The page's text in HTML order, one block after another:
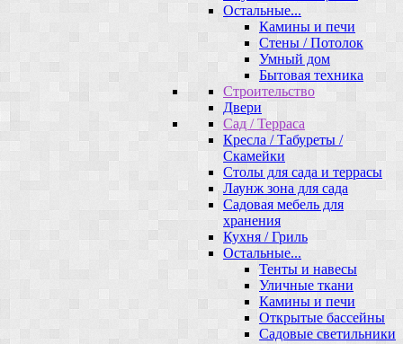
Остальные...
Камины и печи
Стены / Потолок
Умный дом
Бытовая техника
Строительство
Двери
Сад / Терраса
Кресла / Табуреты /
Скамейки
Столы для сада и террасы
Лаунж зона для сада
Садовая мебель для
хранения
Кухня / Гриль
Остальные...
Тенты и навесы
Уличные ткани
Камины и печи
Открытые бассейны
Садовые светильники